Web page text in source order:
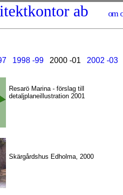
ab om
1998 -992000 -01 2002 -03
Resarö Marina - förslag till
detaljplaneillustration 2001
Skärgårdshus Edholma, 2000